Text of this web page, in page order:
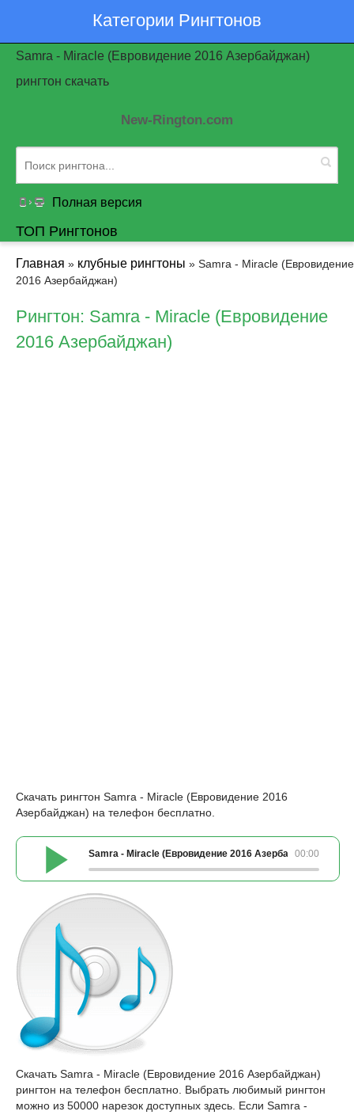
Категории Рингтонов
Samra - Miracle (Евровидение 2016 Азербайджан)
рингтон скачать
New-Rington.com
Полная версия
ТОП Рингтонов
Главная » клубные рингтоны » Samra - Miracle (Евровидение
2016 Азербайджан)
Рингтон: Samra - Miracle (Евровидение
2016 Азербайджан)
Скачать рингтон Samra - Miracle (Евровидение 2016
Азербайджан) на телефон бесплатно.
00:00
Samra - Miracle (Евровидение 2016 Азербайджан)
Скачать Samra - Miracle (Евровидение 2016 Азербайджан)
рингтон на телефон бесплатно. Выбрать любимый рингтон
можно из 50000 нарезок доступных здесь. Если Samra -